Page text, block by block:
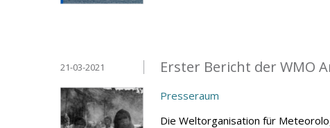
Erster Bericht der WMO
21-03-2021
Presseraum
Die Weltorganisation für